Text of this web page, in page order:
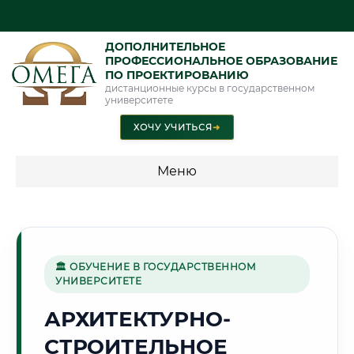
ДОПОЛНИТЕЛЬНОЕ
ПРОФЕССИОНАЛЬНОЕ ОБРАЗОВАНИЕ
ПО ПРОЕКТИРОВАНИЮ
дистанционные курсы в государственном
университете
ХОЧУ УЧИТЬСЯ➜
Меню
🌿
Г. САРАНСК
🏛 ОБУЧЕНИЕ В ГОСУДАРСТВЕННОМ
УНИВЕРСИТЕТЕ
АРХИТЕКТУРНО-
СТРОИТЕЛЬНОЕ